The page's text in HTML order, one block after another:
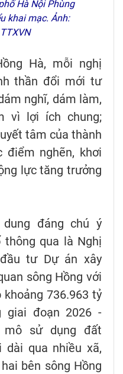
Hà Nội Phùng
khai mạc. Ảnh:
Hà, mỗi nghị
thần đổi mới tư
nghĩ, dám làm,
vì lợi ích chung;
tâm của thành
điểm nghẽn, khơi
lực tăng trưởng
đáng chú ý
thông qua là Nghị
tư Dự án xây
sông Hồng với
736.963 tỷ
giai đoạn 2026 -
mô sử dụng đất
dài qua nhiều xã,
bên sông Hồng